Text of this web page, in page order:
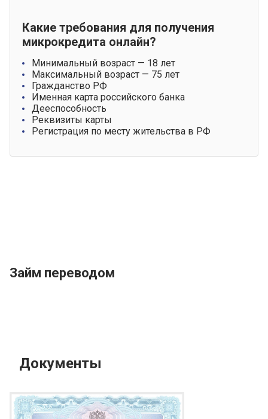
Какие требования для получения
микрокредита онлайн?
Минимальный возраст — 18 лет
Максимальный возраст — 75 лет
Гражданство РФ
Именная карта российского банка
Дееспособность
Реквизиты карты
Регистрация по месту жительства в РФ
Займ переводом
Документы